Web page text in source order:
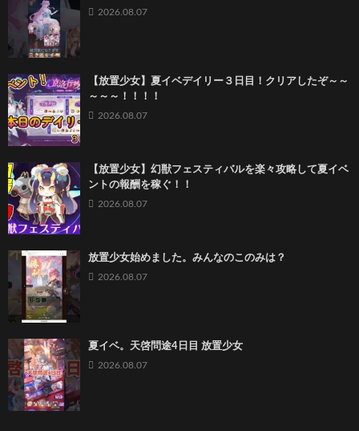
2026.08.07
【放置少女】夏イベデイリー３日目！クリアしたぞ～～
～～～！！！！
2026.08.07
【放置少女】幻獣フェスティバルを楽々攻略して夏イベ
ントの報酬を稼ぐ！！
2026.08.07
放置少女始めました。みんなのこのみは？
2026.08.07
夏イベ。天啓問途4日目 放置少女
2026.08.07